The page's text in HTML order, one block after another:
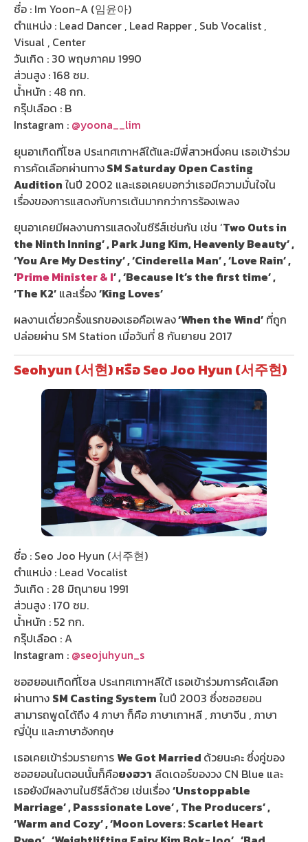
ชื่อ : Im Yoon-A (임윤아)
ตำแหน่ง : Lead Dancer , Lead Rapper , Sub Vocalist ,
Visual , Center
วันเกิด : 30 พฤษภาคม 1990
ส่วนสูง : 168 ซม.
น้ำหนัก : 48 กก.
กรุ๊ปเลือด : B
Instagram : @yoona__lim
ยุนอาเกิดที่โซล ประเทศเกาหลีใต้และมีพี่สาวหนึ่งคน เธอเข้าร่วม
การคัดเลือกผ่านทางSM Saturday Open Casting
Audition ในปี 2002 และเธอเคยบอกว่าเธอมีความมั่นใจใน
เรื่องของการแสดงกับการเต้นมากกว่าการร้องเพลง
ยุนอาเคยมีผลงานการแสดงในซีรีส์เช่นกัน เช่น ‘Two Outs in
the Ninth Inning’ , Park Jung Kim, Heavenly Beauty’ ,
‘You Are My Destiny’ , ‘Cinderella Man’ , ‘Love Rain’ ,
‘Prime Minister & I’ , ‘Because It’s the first time’ ,
‘The K2’ และเรื่อง‘King Loves’
ผลงานเดี่ยวครั้งแรกของเธอคือเพลง‘When the Wind’ ที่ถูก
ปล่อยผ่าน SM Station เมื่อวันที่ 8 กันยายน 2017
Seohyun (서현) หรือ Seo Joo Hyun (서주현)
ชื่อ : Seo Joo Hyun (서주현)
ตำแหน่ง : Lead Vocalist
วันเกิด : 28 มิถุนายน 1991
ส่วนสูง : 170 ซม.
น้ำหนัก : 52 กก.
กรุ๊ปเลือด : A
Instagram : @seojuhyun_s
ซอฮยอนเกิดที่โซล ประเทศเกาหลีใต้ เธอเข้าร่วมการคัดเลือก
ผ่านทาง SM Casting System ในปี 2003 ซึ่งซอฮยอน
สามารถพูดได้ถึง 4 ภาษา ก็คือ ภาษาเกาหลี , ภาษาจีน , ภาษา
ญี่ปุ่น และภาษาอังกฤษ
เธอเคยเข้าร่วมรายการWe Got Married ด้วยนะคะ ซึ่งคู่ของ
ซอฮยอนในตอนนั้นก็คือยงฮวา ลีดเดอร์ของวง CN Blue และ
เธอยังมีผลงานในซีรีส์ด้วย เช่นเรื่อง‘Unstoppable
Marriage’ , Passsionate Love’ , The Producers’ ,
‘Warm and Cozy’ , ‘Moon Lovers: Scarlet Heart